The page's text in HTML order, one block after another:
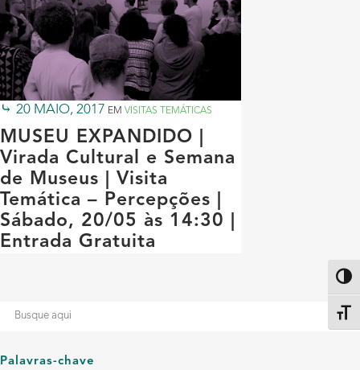
20 MAIO, 2017 EM VISITAS TEMÁTICAS
MUSEU EXPANDIDO |
Virada Cultural e Semana
de Museus | Visita
Temática – Percepções |
Sábado, 20/05 às 14:30 |
Entrada Gratuita
Palavras-chave